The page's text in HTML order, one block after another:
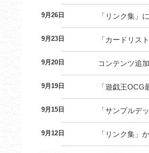
9月26日 「リンク集」
9月23日 「カードリス
9月20日 コンテンツ追
9月19日 「遊戯王
9月15日 「サンプルデ
9月12日 「リンク集」